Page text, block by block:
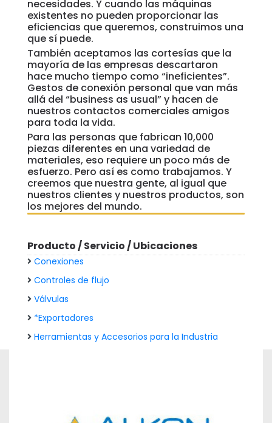
necesidades. Y cuando las máquinas
existentes no pueden proporcionar las
eficiencias que queremos, construimos una
que sí puede.
También aceptamos las cortesías que la
mayoría de las empresas descartaron
hace mucho tiempo como “ineficientes”.
Gestos de conexión personal que van más
allá del “business as usual” y hacen de
nuestros contactos comerciales amigos
para toda la vida.
Para las personas que fabrican 10,000
piezas diferentes en una variedad de
materiales, eso requiere un poco más de
esfuerzo. Pero así es como trabajamos. Y
creemos que nuestra gente, al igual que
nuestros clientes y nuestros productos, son
los mejores del mundo.
Producto / Servicio / Ubicaciones
Conexiones
Controles de flujo
Válvulas
*Exportadores
Herramientas y Accesorios para la Industria